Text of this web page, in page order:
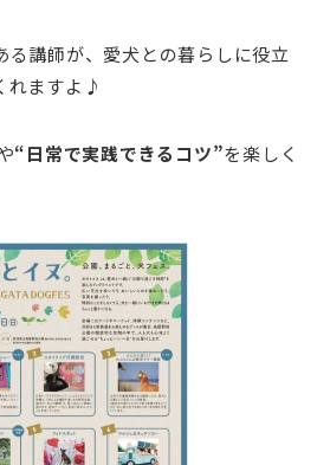
る講師が、愛犬との暮らしに役立
れますよ♪
“日常で実践できるコツ”を楽しく